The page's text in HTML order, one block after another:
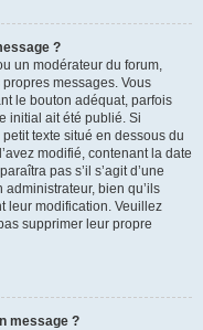
?
un modérateur du forum,
messages. Vous
le bouton adéquat, parfois
initial ait été publié. Si
texte situé en dessous du
modifié, contenant la date
pas s’il s’agit d’une
bien qu’ils
leur modification. Veuillez
supprimer leur propre
message ?